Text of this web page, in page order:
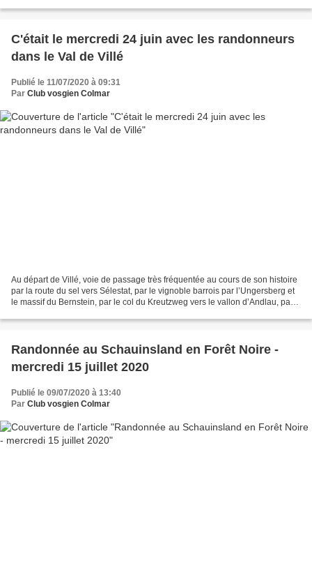
C'était le mercredi 24 juin avec les randonneurs
dans le Val de Villé
Publié le 11/07/2020 à 09:31
Par Club vosgien Colmar
Au départ de Villé, voie de passage très fréquentée au cours de son histoire
par la route du sel vers Sélestat, par le vignoble barrois par l’Ungersberg et
le massif du Bernstein, par le col du Kreutzweg vers le vallon d’Andlau, par
Randonnée au Schauinsland en Forêt Noire -
mercredi 15 juillet 2020
Publié le 09/07/2020 à 13:40
Par Club vosgien Colmar